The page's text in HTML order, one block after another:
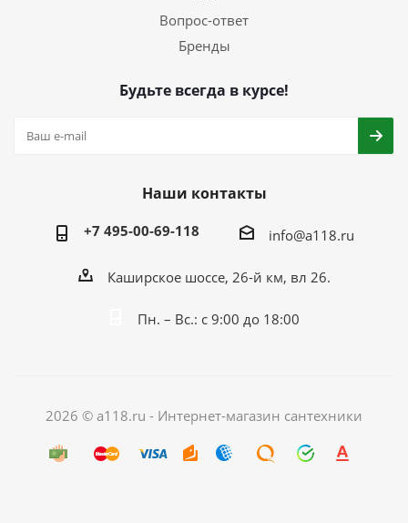
Вопрос-ответ
Бренды
Будьте всегда в курсе!
Наши контакты
+7 495-00-69-118 info@a118.ru
Каширское шоссе, 26-й км, вл 26.
Пн. – Вс.: с 9:00 до 18:00
2026 © a118.ru - Интернет-магазин сантехники